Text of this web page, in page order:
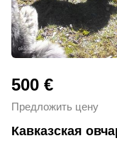
500 €
Предложить цену
Кавказская